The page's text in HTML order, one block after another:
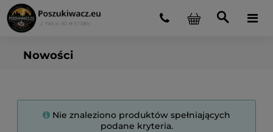
Nowości
Nie znaleziono produktów spełniających
podane kryteria.